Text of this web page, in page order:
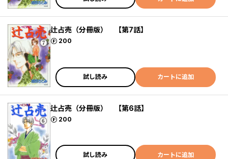
辻占売（分冊版） 【第7話】
200
ポイント
試し読み カートに追加
辻占売（分冊版） 【第6話】
200
ポイント
試し読み カートに追加